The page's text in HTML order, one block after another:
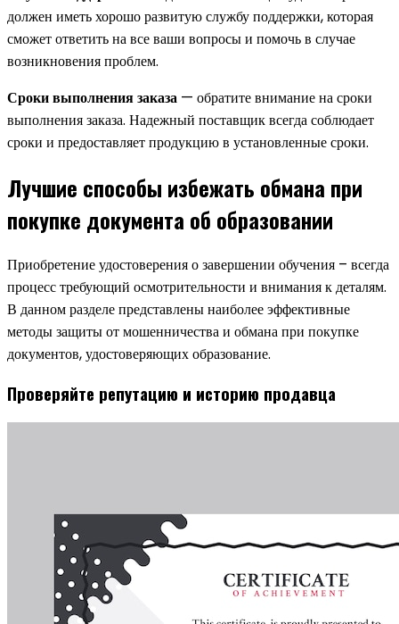
должен иметь хорошо развитую службу поддержки, которая
сможет ответить на все ваши вопросы и помочь в случае
возникновения проблем.
Сроки выполнения заказа — обратите внимание на сроки
выполнения заказа. Надежный поставщик всегда соблюдает
сроки и предоставляет продукцию в установленные сроки.
Лучшие способы избежать обмана при
покупке документа об образовании
Приобретение удостоверения о завершении обучения – всегда
процесс требующий осмотрительности и внимания к деталям.
В данном разделе представлены наиболее эффективные
методы защиты от мошенничества и обмана при покупке
документов, удостоверяющих образование.
Проверяйте репутацию и историю продавца